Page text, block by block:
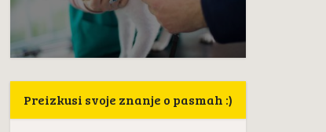
Preizkusi svoje znanje o pasmah :)